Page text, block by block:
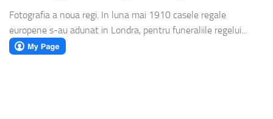
Fotografia a noua regi. In luna mai 1910 casele regale
europene s-au adunat in Londra, pentru funeraliile regelui...